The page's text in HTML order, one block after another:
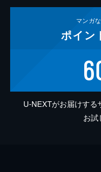
マンガ
ポイン
U-NEXTがお届けする
お試